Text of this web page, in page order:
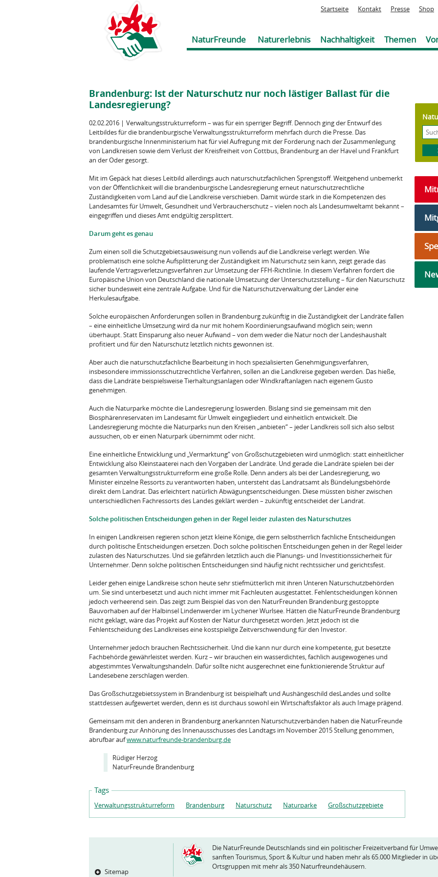
Jump to navigation
Startseite Kontakt Presse Shop
NaturFreunde Naturerlebnis Nachhaltigkeit Themen
Brandenburg: Ist der Naturschutz nur noch lästiger Ballast für die
Landesregierung?
02.02.2016 | Verwaltungsstrukturreform – was für ein sperriger Begriff. Dennoch ging der Entwurf des
Leitbildes für die brandenburgische Verwaltungsstrukturreform mehrfach durch die Presse. Das
brandenburgische Innenministerium hat für viel Aufregung mit der Forderung nach der Zusammenlegung
von Landkreisen sowie dem Verlust der Kreisfreiheit von Cottbus, Brandenburg an der Havel und Frankfurt
an der Oder gesorgt.
Mit im Gepäck hat dieses Leitbild allerdings auch naturschutzfachlichen Sprengstoff. Weitgehend unbemerkt
von der Öffentlichkeit will die brandenburgische Landesregierung erneut naturschutzrechtliche
Zuständigkeiten vom Land auf die Landkreise verschieben. Damit würde stark in die Kompetenzen des
Landesamtes für Umwelt, Gesundheit und Verbraucherschutz – vielen noch als Landesumweltamt bekannt –
eingegriffen und dieses Amt endgültig zersplittert.
Darum geht es genau
Zum einen soll die Schutzgebietsausweisung nun vollends auf die Landkreise verlegt werden. Wie
problematisch eine solche Aufsplitterung der Zuständigkeit im Naturschutz sein kann, zeigt gerade das
laufende Vertragsverletzungsverfahren zur Umsetzung der FFH-Richtlinie. In diesem Verfahren fordert die
Europäische Union von Deutschland die nationale Umsetzung der Unterschutzstellung – für den Naturschutz
sicher bundesweit eine zentrale Aufgabe. Und für die Naturschutzverwaltung der Länder eine
Herkulesaufgabe.
Solche europäischen Anforderungen sollen in Brandenburg zukünftig in die Zuständigkeit der Landräte fallen
– eine einheitliche Umsetzung wird da nur mit hohem Koordinierungsaufwand möglich sein; wenn
überhaupt. Statt Einsparung also neuer Aufwand – von dem weder die Natur noch der Landeshaushalt
profitiert und für den Naturschutz letztlich nichts gewonnen ist.
Aber auch die naturschutzfachliche Bearbeitung in hoch spezialisierten Genehmigungsverfahren,
insbesondere immissionsschutzrechtliche Verfahren, sollen an die Landkreise gegeben werden. Das hieße,
dass die Landräte beispielsweise Tierhaltungsanlagen oder Windkraftanlagen nach eigenem Gusto
genehmigen.
Auch die Naturparke möchte die Landesregierung loswerden. Bislang sind sie gemeinsam mit den
Biosphärenreservaten im Landesamt für Umwelt eingegliedert und einheitlich entwickelt. Die
Landesregierung möchte die Naturparks nun den Kreisen „anbieten“ – jeder Landkreis soll sich also selbst
aussuchen, ob er einen Naturpark übernimmt oder nicht.
Eine einheitliche Entwicklung und „Vermarktung“ von Großschutzgebieten wird unmöglich: statt einheitlicher
Entwicklung also Kleinstaaterei nach den Vorgaben der Landräte. Und gerade die Landräte spielen bei der
gesamten Verwaltungsstrukturreform eine große Rolle. Denn anders als bei der Landesregierung, wo
Minister einzelne Ressorts zu verantworten haben, untersteht das Landratsamt als Bündelungsbehörde
direkt dem Landrat. Das erleichtert natürlich Abwägungsentscheidungen. Diese müssten bisher zwischen
unterschiedlichen Fachressorts des Landes geklärt werden – zukünftig entscheidet der Landrat.
Solche politischen Entscheidungen gehen in der Regel leider zulasten des Naturschutzes
In einigen Landkreisen regieren schon jetzt kleine Könige, die gern selbstherrlich fachliche Entscheidungen
durch politische Entscheidungen ersetzen. Doch solche politischen Entscheidungen gehen in der Regel leider
zulasten des Naturschutzes. Und sie gefährden letztlich auch die Planungs- und Investitionssicherheit für
Unternehmer. Denn solche politischen Entscheidungen sind häufig nicht rechtssicher und gerichtsfest.
Leider gehen einige Landkreise schon heute sehr stiefmütterlich mit ihren Unteren Naturschutzbehörden
um. Sie sind unterbesetzt und auch nicht immer mit Fachleuten ausgestattet. Fehlentscheidungen können
jedoch verheerend sein. Das zeigt zum Beispiel das von den NaturFreunden Brandenburg gestoppte
Bauvorhaben auf der Halbinsel Lindenwerder im Lychener Wurlsee. Hätten die NaturFreunde Brandenburg
nicht geklagt, wäre das Projekt auf Kosten der Natur durchgesetzt worden. Jetzt jedoch ist die
Fehlentscheidung des Landkreises eine kostspielige Zeitverschwendung für den Investor.
Unternehmer jedoch brauchen Rechtssicherheit. Und die kann nur durch eine kompetente, gut besetzte
Fachbehörde gewährleistet werden. Kurz – wir brauchen ein wasserdichtes, fachlich ausgewogenes und
abgestimmtes Verwaltungshandeln. Dafür sollte nicht ausgerechnet eine funktionierende Struktur auf
Landesebene zerschlagen werden.
Das Großschutzgebietssystem in Brandenburg ist beispielhaft und Aushängeschild desLandes und sollte
stattdessen aufgewertet werden, denn es ist durchaus sowohl ein Wirtschaftsfaktor als auch Image prägend.
Gemeinsam mit den anderen in Brandenburg anerkannten Naturschutzverbänden haben die NaturFreunde
Brandenburg zur Anhörung des Innenausschusses des Landtags im November 2015 Stellung genommen,
abrufbar aufwww.naturfreunde-brandenburg.de
Rüdiger Herzog
NaturFreunde Brandenburg
Tags
Verwaltungsstrukturreform Brandenburg Naturschutz Naturparke Großschutzgebiete
Sitemap
Die NaturFreunde Deutschlands sind ein politischer Freizeitverband für
sanften Tourismus, Sport & Kultur und haben mehr als 65.000 Mitglieder in
Ortsgruppen mit mehr als 350 Naturfreundehäusern.